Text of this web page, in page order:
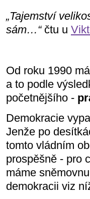
„Tajemství
sám…“čtu u
Od roku 1990
a to podle
početnějšího -
Demokracie
Jenže po
tomto vládním
prospěšně - pro
máme
demokracii viz